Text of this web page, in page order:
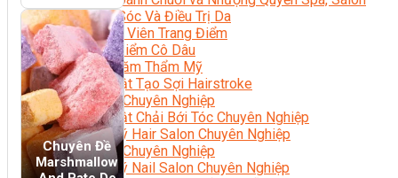
Chăm Sóc Và Điều Trị Da
Chuyên Viên Trang Điểm
Trang Điểm Cô Dâu
Phun Xăm Thẩm Mỹ
Kỹ Thuật Tạo Sợi Hairstroke
Barber Chuyên Nghiệp
Kỹ Thuật Chải Bới Tóc Chuyên Nghiệp
Quản Lý Hair Salon Chuyên Nghiệp
Nối Mi Chuyên Nghiệp
Quản Lý Nail Salon Chuyên Nghiệp
Chuyên Đề
Marshmallow